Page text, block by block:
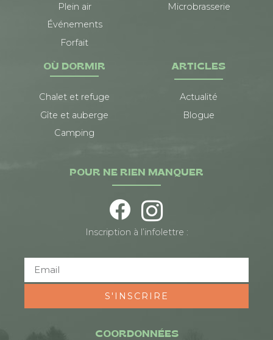
Plein air
Événements
Forfait
Microbrasserie
OÙ DORMIR
Chalet et refuge
Gîte et auberge
Camping
ARTICLES
Actualité
Blogue
COORDONNÉES
POUR NE RIEN MANQUER
Inscription à l’infolettre :
S'INSCRIRE